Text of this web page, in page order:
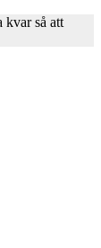
kvar så att